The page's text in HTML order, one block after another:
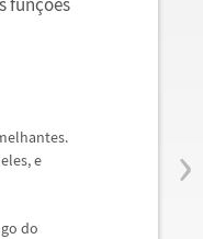
›
e
do